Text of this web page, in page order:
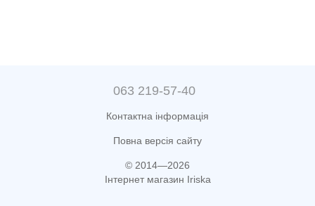
063 219-57-40
Контактна інформація
Повна версія сайту
© 2014—2026
Інтернет магазин Iriska